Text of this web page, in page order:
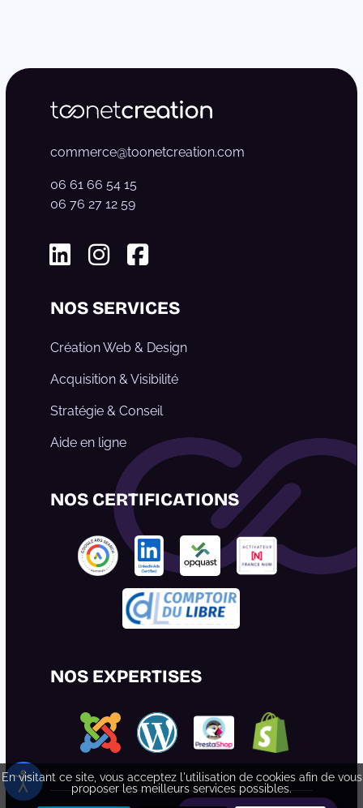
commerce@toonetcreation.com
06 61 66 54 15
06 76 27 12 59
NOS SERVICES
Création Web & Design
Acquisition & Visibilité
Stratégie & Conseil
Aide en ligne
NOS CERTIFICATIONS
NOS EXPERTISES
En visitant ce site, vous acceptez l'utilisation de cookies afin de vous
proposer les meilleurs services possibles.